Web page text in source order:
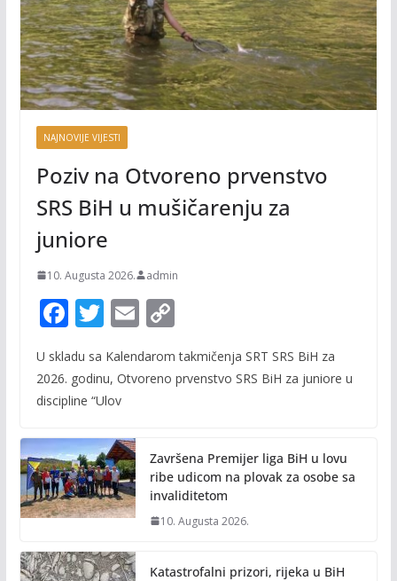
NAJNOVIJE VIJESTI
Poziv na Otvoreno prvenstvo
SRS BiH u mušičarenju za
juniore
10. Augusta 2026. admin
F
e
b
o
k
T
itt
er
E
ai
C
p
y
n
k
U skladu sa Kalendarom takmičenja SRT SRS BiH za
2026. godinu, Otvoreno prvenstvo SRS BiH za juniore u
discipline “Ulov
Završena Premijer liga BiH u lovu
ribe udicom na plovak za osobe sa
invaliditetom
10. Augusta 2026.
Katastrofalni prizori, rijeka u BiH